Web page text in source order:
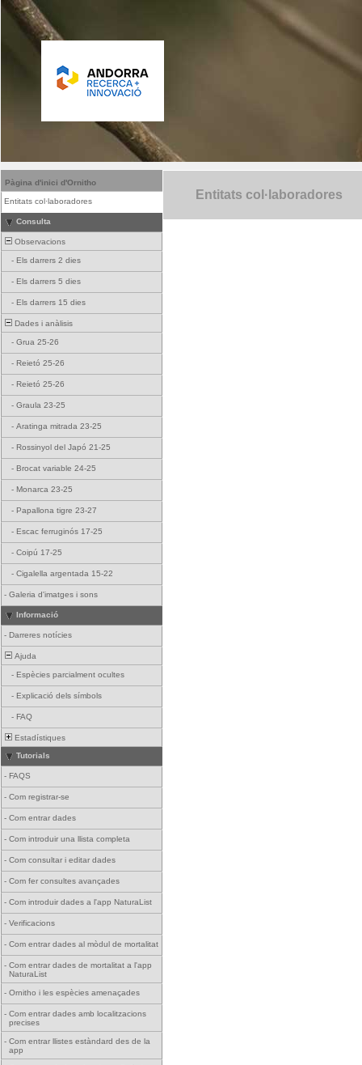
Pàgina d'inici d'Ornitho
Entitats col·laboradores
Consulta
Observacions
- Els darrers 2 dies
- Els darrers 5 dies
- Els darrers 15 dies
Dades i anàlisis
- Grua 25-26
- Reietó 25-26
- Reietó 25-26
- Graula 23-25
- Aratinga mitrada 23-25
- Rossinyol del Japó 21-25
- Brocat variable 24-25
- Monarca 23-25
- Papallona tigre 23-27
- Escac ferruginós 17-25
- Coipú 17-25
- Cigalella argentada 15-22
- Galeria d'imatges i sons
Informació
- Darreres notícies
Ajuda
- Espècies parcialment ocultes
- Explicació dels símbols
- FAQ
Estadístiques
Tutorials
- FAQS
- Com registrar-se
- Com entrar dades
- Com introduir una llista completa
- Com consultar i editar dades
- Com fer consultes avançades
- Com introduir dades a l'app NaturaList
- Verificacions
- Com entrar dades al mòdul de mortalitat
- Com entrar dades de mortalitat a l'app
NaturaList
- Ornitho i les espècies amenaçades
- Com entrar dades amb localitzacions
precises
- Com entrar llistes estàndard des de la
app
Entitats col·laboradores